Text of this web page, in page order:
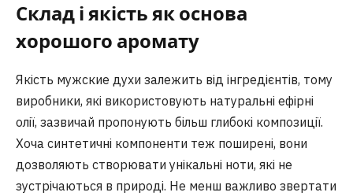
Склад і якість як основа
хорошого аромату
Якість мужские духи залежить від інгредієнтів, тому
виробники, які використовують натуральні ефірні
олії, зазвичай пропонують більш глибокі композиції.
Хоча синтетичні компоненти теж поширені, вони
дозволяють створювати унікальні ноти, які не
зустрічаються в природі. Не менш важливо звертати